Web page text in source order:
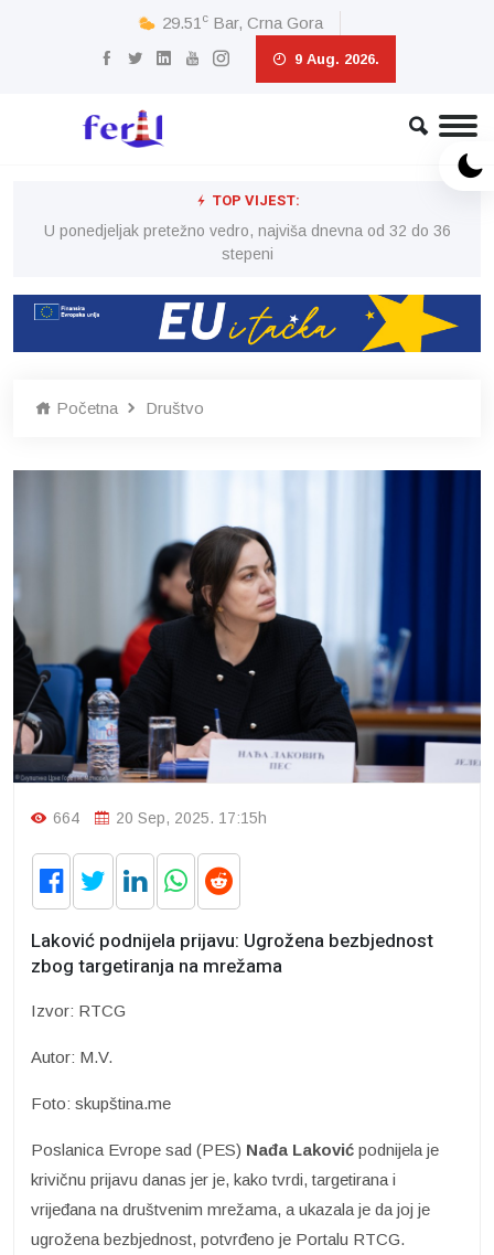
29.51 c Bar, Crna Gora
9 Aug. 2026.
TOP VIJEST:
U ponedjeljak pretežno vedro, najviša dnevna od 32 do 36
stepeni
Početna Društvo
664 20 Sep, 2025. 17:15h
Laković podnijela prijavu: Ugrožena bezbjednost
zbog targetiranja na mrežama
Izvor: RTCG
Autor: M.V.
Foto: skupština.me
Poslanica Evrope sad (PES) Nađa Laković podnijela je
krivičnu prijavu danas jer je, kako tvrdi, targetirana i
vrijeđana na društvenim mrežama, a ukazala je da joj je
ugrožena bezbjednost, potvrđeno je Portalu RTCG.